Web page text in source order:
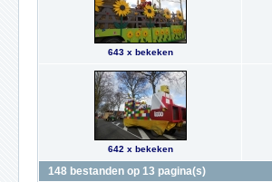
643 x bekeken
642 x bekeken
148 bestanden op 13 pagina(s)